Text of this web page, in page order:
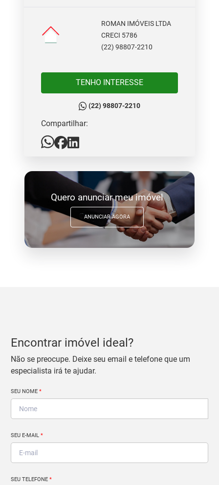
ROMAN IMÓVEIS LTDA
CRECI 5786
(22) 98807-2210
TENHO INTERESSE
(22) 98807-2210
Compartilhar:
Quero anunciar meu imóvel
ANUNCIAR AGORA
Encontrar imóvel ideal?
Não se preocupe. Deixe seu email e telefone que um
especialista irá te ajudar.
SEU NOME*
SEU E-MAIL*
SEU TELEFONE*